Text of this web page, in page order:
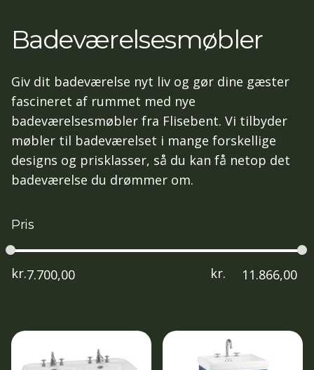
Badeværelsesmøbler
Giv dit badeværelse nyt liv og gør dine gæster
fascineret af rummet med nye
badeværelsesmøbler fra Flisebent. Vi tilbyder
møbler til badeværelset i mange forskellige
designs og prisklasser, så du kan få netop det
badeværelse du drømmer om.
Pris
kr. kr.